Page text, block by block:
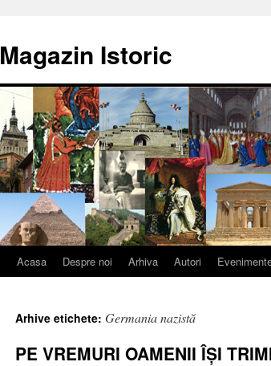
conținut
Magazin Istoric
Acasa Despre noi Arhiva Autori
Arhive etichete: Germania nazistă
PE VREMURI OAMENII ÎŞI